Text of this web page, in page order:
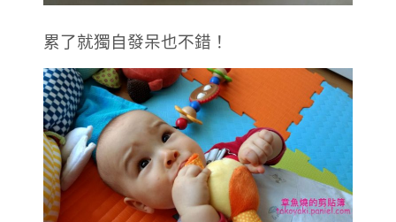
累了就獨自發呆也不錯！